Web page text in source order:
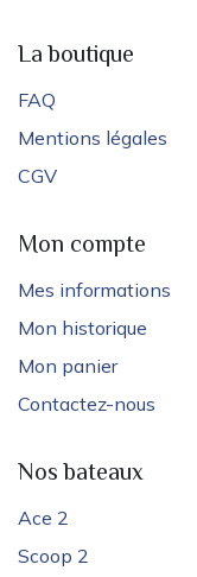
La boutique
FAQ
Mentions légales
CGV
Mon compte
Mes informations
Mon historique
Mon panier
Contactez-nous
Nos bateaux
Ace 2
Scoop 2